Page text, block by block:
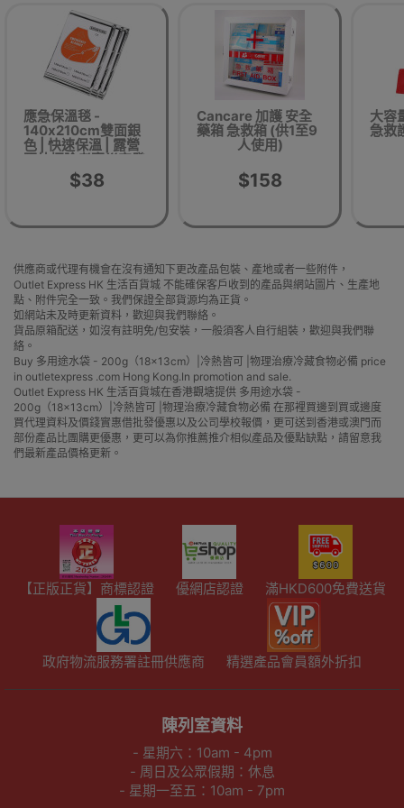
應急保溫毯 -
140x210cm雙面銀
色 | 快速保溫 | 露營
野外探險考察災害發
生時適用
$38
Cancare 加護 安全
藥箱 急救箱 (供1至9
人使用)
$158
大容
急救
供應商或代理有機會在沒有通知下更改產品包裝、產地或者一些附件，
Outlet Express HK 生活百貨城 不能確保客戶收到的產品與網站圖片、生產地
點、附件完全一致。我們保證全部貨源均為正貨。
如網站未及時更新資料，歡迎與我們聯絡。
貨品原箱配送，如沒有註明免/包安裝，一般須客人自行組裝，歡迎與我們聯
絡。
Buy 多用途水袋 - 200g（18x13cm）|冷熱皆可 |物理治療冷藏食物必備 price
in outletexpress .com Hong Kong.In promotion and sale.
Outlet Express HK 生活百貨城在香港觀塘提供 多用途水袋 -
200g（18x13cm）|冷熱皆可 |物理治療冷藏食物必備 在那裡買邊到買或邊度
買代理資料及價錢實惠借批發優惠以及公司學校報價，更可送到香港或澳門而
部份產品比團購更優惠，更可以為你推薦推介相似產品及優點缺點，請留意我
們最新產品價格更新。
【正版正貨】商標認證 優網店認證 滿HKD600免費送貨
政府物流服務署註冊供應商 精選產品會員額外折扣
陳列室資料
- 星期六：10am - 4pm
- 周日及公眾假期：休息
- 星期一至五：10am - 7pm